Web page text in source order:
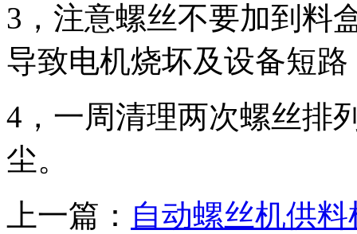
3，注意螺丝不要加到料
导致电机烧坏及设备短路
4，一周清理两次螺丝排
尘。
上一篇： 自动螺丝机供